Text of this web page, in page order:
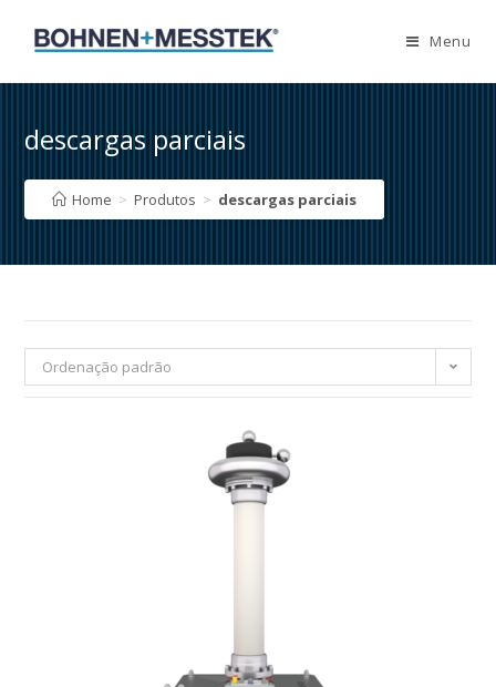
Menu
descargas parciais
Home > Produtos > descargas parciais
Ordenação padrão